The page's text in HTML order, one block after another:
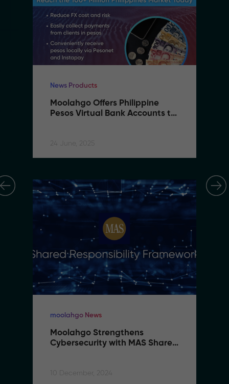
News Products
Moolahgo Offers Philippine
Pesos Virtual Bank Accounts to
24 June, 2025
moolahgo News
Moolahgo Strengthens
Cybersecurity with MAS Shared
10 December, 2024